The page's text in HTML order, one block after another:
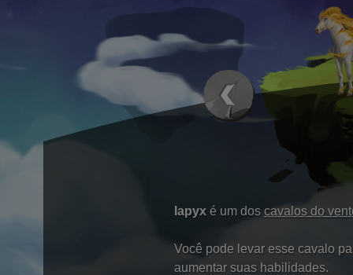
Iapyx é um dos cavalos do
Você pode levar esse cavalo
aumentar suas habilidades.